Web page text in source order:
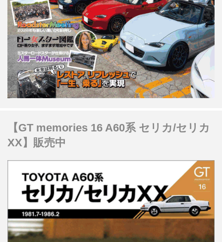
【GT memories 16 A60系 セリカ/セリカ
XX】販売中